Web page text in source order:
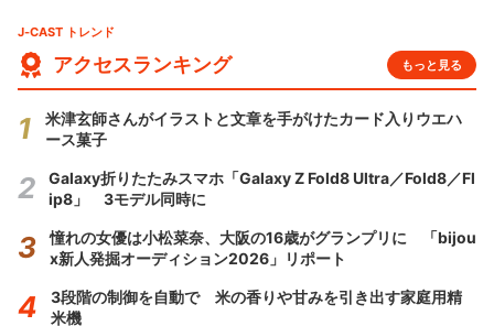
J-CAST トレンド
アクセスランキング もっと見る
米津玄師さんがイラストと文章を手がけたカード入りウエハ
ース菓子
Galaxy折りたたみスマホ「Galaxy Z Fold8 Ultra／Fold8／Fl
ip8」 3モデル同時に
憧れの女優は小松菜奈、大阪の16歳がグランプリに 「bijou
x新人発掘オーディション2026」リポート
3段階の制御を自動で 米の香りや甘みを引き出す家庭用精
米機